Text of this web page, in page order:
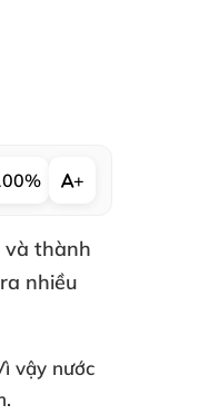
+
và thành
nhiều
vậy nước